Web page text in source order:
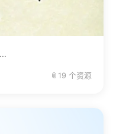
📎 19 个资源